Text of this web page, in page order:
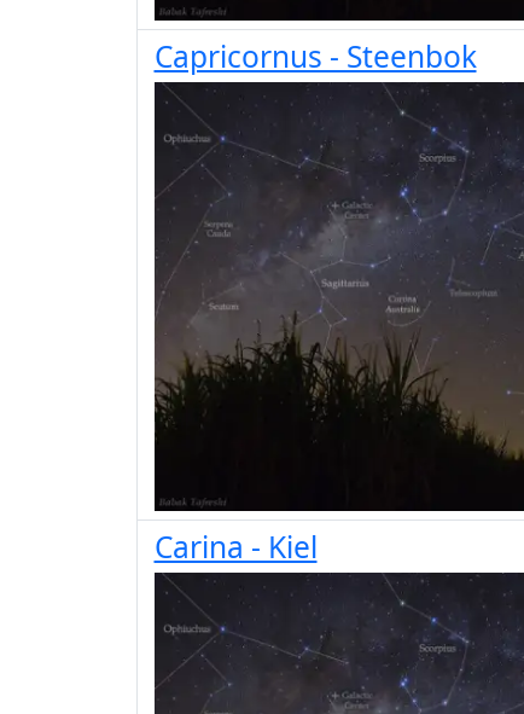
Capricornus - Steenbok
Carina - Kiel